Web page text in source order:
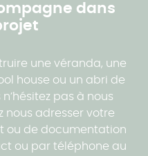
dans
une véranda, une
house ou un abri de
n’hésitez pas à nous
nous adresser votre
ou de documentation
ou par téléphone au